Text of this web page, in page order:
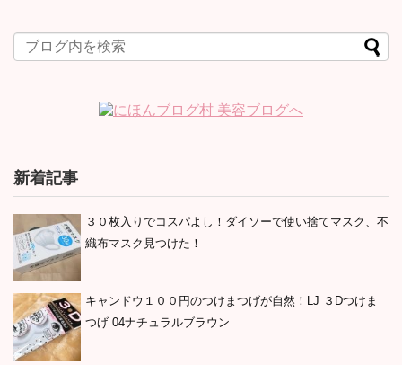
新着記事
３０枚入りでコスパよし！ダイソーで使い捨てマスク、不
織布マスク見つけた！
キャンドウ１００円のつけまつげが自然！LJ ３Dつけま
つげ 04ナチュラルブラウン